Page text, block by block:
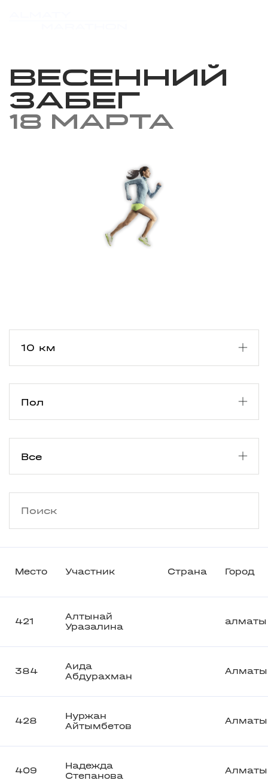
Весенний
забег
18 марта
Место Участник Страна Город
421
Алтынай
Уразалина
алматы
384
Аида
Абдурахман
Алматы
428
Нуржан
Айтымбетов
Алматы
409
Надежда
Степанова
Алматы